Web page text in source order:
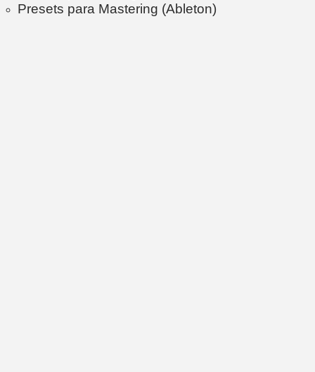
Presets para Mastering (Ableton)